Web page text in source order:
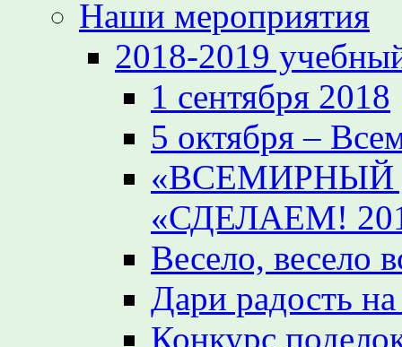
Наши мероприятия
2018-2019
1 сентября 2018
5 октября –
«ВСЕМИРНЫЙ
«СДЕЛАЕМ!
Весело, весело
Дари радость
Конкурс